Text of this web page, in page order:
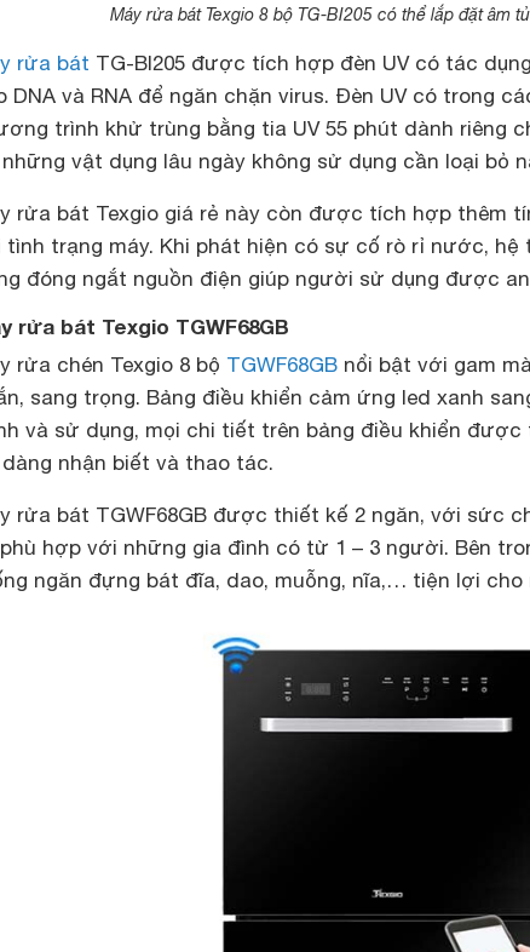
Máy rửa bát Texgio 8 bộ TG-BI205 có thể lắp đặt âm
rửa bát TG-BI205 được tích hợp đèn UV có tác
DNA và RNA để ngăn chặn virus. Đèn UV có trong
trình khử trùng bằng tia UV 55 phút dành riêng
vật dụng lâu ngày không sử dụng cần loại bỏ
rửa bát Texgio giá rẻ này còn được tích hợp thêm
tình trạng máy. Khi phát hiện có sự cố rò rỉ nước,
đóng ngắt nguồn điện giúp người sử dụng được
rửa bát Texgio TGWF68GB
rửa chén Texgio 8 bộ TGWF68GB nổi bật với gam
sang trọng. Bảng điều khiển cảm ứng led xanh
và sử dụng, mọi chi tiết trên bảng điều khiển
nhận biết và thao tác.
rửa bát TGWF68GB được thiết kế 2 ngăn, với sức
hợp với những gia đình có từ 1 – 3 người. Bên
ngăn đựng bát đĩa, dao, muỗng, nĩa,… tiện lợi cho